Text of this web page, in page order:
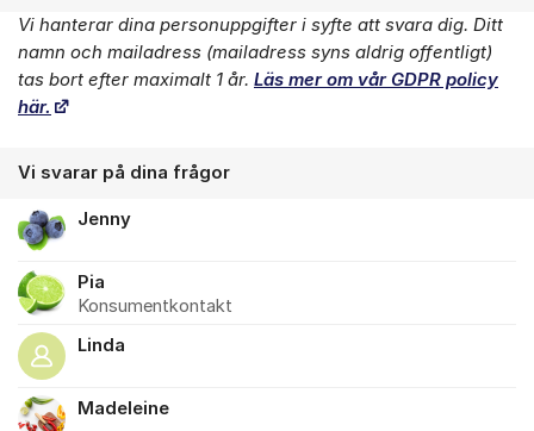
Om forumet
Vi hanterar dina personuppgifter i syfte att svara dig. Ditt
namn och mailadress (mailadress syns aldrig offentligt)
tas bort efter maximalt 1 år. Läs mer om vår GDPR policy
här.
Vi svarar på dina frågor
Jenny
Pia
Konsumentkontakt
Linda
Madeleine